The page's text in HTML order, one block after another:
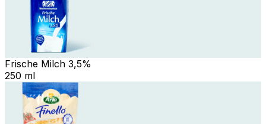
Frische Milch 3,5%
250 ml